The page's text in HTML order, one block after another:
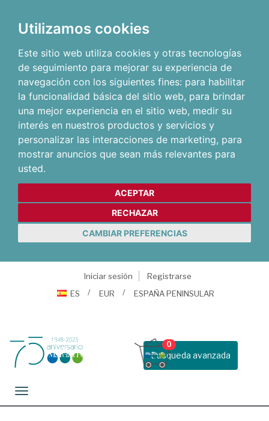
Utilizamos cookies
Este sitio web utiliza cookies y otras tecnologías
de seguimiento para mejorar su experiencia de
navegación con los siguientes fines: para habilitar
la funcionalidad básica del sitio web, para brindar
una mejor experiencia en el sitio web, medir su
interés en nuestros productos y servicios y
personalizar las interacciones de marketing, para
mostrar anuncios que sean más relevantes para
usted.
ACEPTAR
RECHAZAR
CAMBIAR PREFERENCIAS
Iniciar sesión
Registrarse
ES
EUR ESPAÑA PENINSULAR
Busqueda avanzada
0
Toggle navigation